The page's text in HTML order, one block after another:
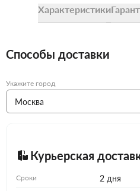
Характеристики
Способы доставки
Укажите город
Курьерская
Сроки 2 дня